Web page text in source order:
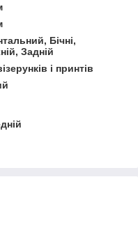
Бічні,
Задній
і принтів